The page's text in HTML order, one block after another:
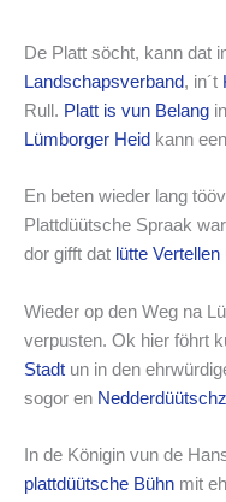
De Platt söcht, kann dat
Landschapsverband, in´t
Rull. Platt is vun Belang
Lümborger Heid kann
En beten wieder lang
Plattdüütsche Spraak
dor gifft dat lütte Vertellen
Wieder op den Weg na
verpusten. Ok hier föhrt
Stadt un in den
sogor en
In de Königin vun de
plattdüütsche Bühn mit